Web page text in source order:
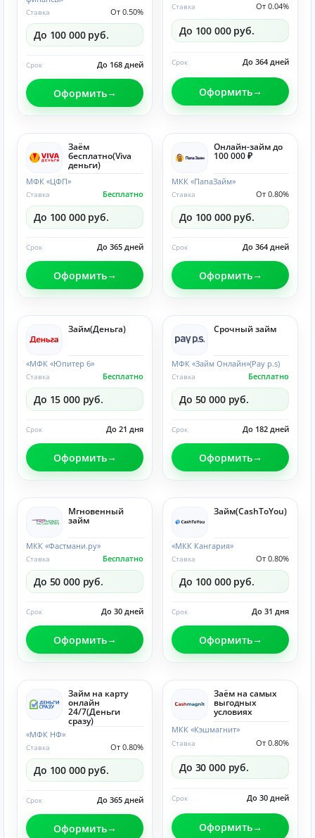
От 0.50%
Ставка
До 100 000 руб.
До 168 дней
Срок
Оформить
От 0.04%
Ставка
До 100 000 руб.
До 364 дней
Срок
Оформить
Заём
бесплатно(Viva
деньги)
МФК «ЦФП»
Бесплатно
Ставка
До 100 000 руб.
До 365 дней
Срок
Оформить
Онлайн-займ до
100 000 ₽
МКК «ПапаЗайм»
От 0.80%
Ставка
До 100 000 руб.
До 364 дней
Срок
Оформить
Займ(Деньга)
«МФК «Юпитер 6»
Бесплатно
Ставка
До 15 000 руб.
До 21 дня
Срок
Оформить
Срочный займ
МФК «Займ Онлайн»(Pay p.s)
Бесплатно
Ставка
До 50 000 руб.
До 182 дней
Срок
Оформить
Мгновенный
займ
МКК «Фастмани.ру»
Бесплатно
Ставка
До 50 000 руб.
До 30 дней
Срок
Оформить
Займ(CashToYou)
«МКК Кангария»
От 0.80%
Ставка
До 100 000 руб.
До 31 дня
Срок
Оформить
Займ на карту
онлайн
24/7(Деньги
сразу)
«МФК НФ»
От 0.80%
Ставка
До 100 000 руб.
До 365 дней
Срок
Оформить
Заём на самых
выгодных
условиях
МКК «Кэшмагнит»
От 0.80%
Ставка
До 30 000 руб.
До 30 дней
Срок
Оформить